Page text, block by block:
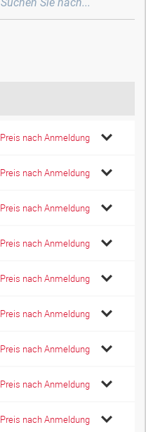
Preis nach Anmeldung
Preis nach Anmeldung
Preis nach Anmeldung
Preis nach Anmeldung
Preis nach Anmeldung
Preis nach Anmeldung
Preis nach Anmeldung
Preis nach Anmeldung
Preis nach Anmeldung